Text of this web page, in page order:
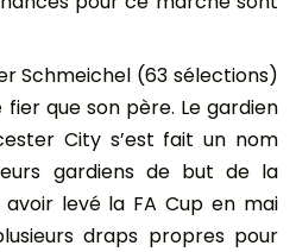
Schmeichel (63 sélections)
fier que son père. Le gardien
City s’est fait un nom
gardiens de but de la
avoir levé la FA Cup en mai
draps propres pour